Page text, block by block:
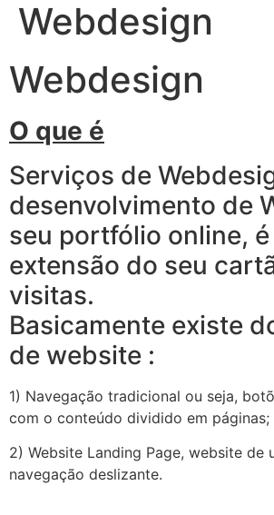
Webdesign
Webdesign
O que é
Serviços de
desenvolvimento de
seu portfólio online, é
extensão do seu
visitas.
Basicamente existe
de website :
1) Navegação tradicional ou seja,
com o conteúdo dividido em páginas;
2) Website Landing Page, website de
navegação deslizante.